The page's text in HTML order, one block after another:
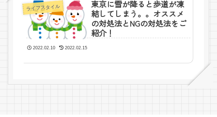
ライフスタイル
東京に雪が降ると歩道が凍
結してしまう。。オススメ
の対処法とNGの対処法をご
紹介！
2022.02.10 2022.02.15